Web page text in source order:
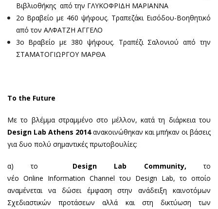
Βιβλιοθήκης από την ΓΛΥΚΟΦΡΙΔΗ ΜΑΡΙΑΝΝΑ
2ο Βραβείο με 460 ψήφους. Τραπεζάκι Εισόδου-Βοηθητικό
από τον ΑΛΦΑΤΖΗ ΑΓΓΕΛΟ
3ο Βραβείο με 380 ψήφους. Τραπέζι Σαλονιού από την
ΣΤΑΜΑΤΟΓΙΩΡΓΟΥ ΜΑΡΘΑ
To the Future
Με το βλέμμα στραμμένο στο μέλλον, κατά τη διάρκεια του
Design Lab Athens 2014ανακοινώθηκαν και μπήκαν οι βάσεις
για δυο πολύ σημαντικές πρωτοβουλίες:
α) το Design Lab Community,το
νέο Online Information Channel του Design Lab, το οποίο
αναμένεται να δώσει έμφαση στην ανάδειξη καινοτόμων
Σχεδιαστικών προτάσεων αλλά και στη δικτύωση των